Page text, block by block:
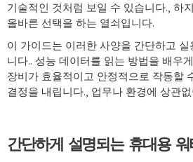
기술적인 것처럼 보일 수 있습니다., 하
올바른 선택을 하는 열쇠입니다.
이 가이드는 이러한 사양을 간단하고
니다.. 성능 데이터를 읽는 방법을 배우
장비가 효율적이고 안정적으로 작동할
결정을 내립니다., 업무나 환경에 상관없
간단하게 설명되는 휴대용